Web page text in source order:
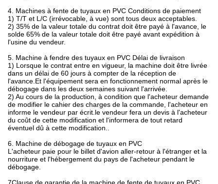
4. Machines à fente de tuyaux en PVC Conditions de paiement
1) T/T et L/C (irrévocable, à vue) sont tous deux acceptables.
2) 35% de la valeur totale du contrat doit être payé à l'avance, le
solde 65% de la valeur totale doit être payé avant expédition à
l'usine du vendeur.
5. Machine à fendre des tuyaux en PVC Délai de livraison
1) Lorsque le contrat entre en vigueur, la machine doit être livrée
dans un délai de 60 jours à compter de la réception de
l'avance.Et l'équipement sera en fonctionnement normal après le
débogage dans les deux semaines suivant l'arrivée.
2) Au cours de la production, à condition que l'acheteur demande
de modifier le cahier des charges de la commande, l'acheteur en
informe le vendeur par écrit.le vendeur fera un devis à l'acheteur
du coût de cette modification et l'informera de tout retard
éventuel dû à cette modification..
6. Machine de débogage de tuyaux en PVC
L'acheteur paie pour le billet d'avion aller-retour à l'étranger et la
nourriture et l'hébergement du pays de l'acheteur pendant le
débogage.